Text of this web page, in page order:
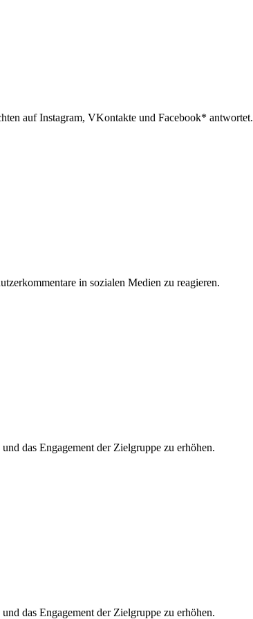
auf Instagram, VKontakte und Facebook* antwortet.
in sozialen Medien zu reagieren.
das Engagement der Zielgruppe zu erhöhen.
das Engagement der Zielgruppe zu erhöhen.